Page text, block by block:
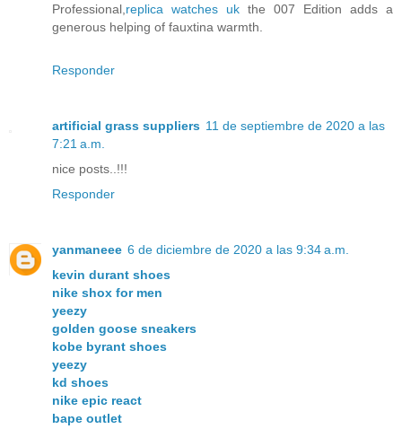
Professional,replica watches uk the 007 Edition adds a
generous helping of fauxtina warmth.
Responder
artificial grass suppliers 11 de septiembre de 2020 a las
7:21 a.m.
nice posts..!!!
Responder
yanmaneee 6 de diciembre de 2020 a las 9:34 a.m.
kevin durant shoes
nike shox for men
yeezy
golden goose sneakers
kobe byrant shoes
yeezy
kd shoes
nike epic react
bape outlet